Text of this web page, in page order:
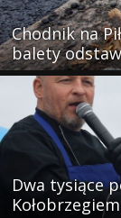
Chodnik na
balety
Dwa tysiące